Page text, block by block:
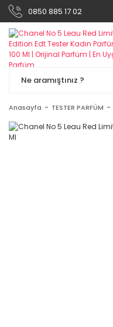
0850 885 17 02
Anasayfa TESTER PARFÜM